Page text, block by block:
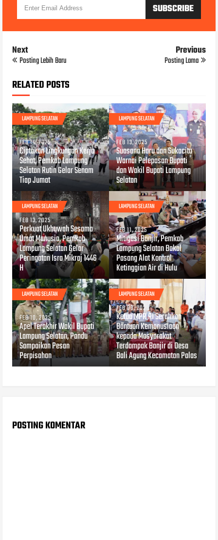
Next
Posting Lebih Baru
Previous
Posting Lama
RELATED POSTS
LAMPUNG SELATAN
FEB 14, 2025
Ciptakan Lingkungan Kerja
Sehat, Pemkab Lampung
Selatan Rutin Gelar Senam
Tiap Jumat
LAMPUNG SELATAN
FEB 13, 2025
Suasana Haru dan Sukacita
Warnai Pelepasan Bupati
dan Wakil Bupati Lampung
Selatan
LAMPUNG SELATAN
FEB 13, 2025
Perkuat Ukhuwah Sesama
Umat Manusia, Pemkab
Lampung Selatan Gelar
Peringatan Isra Mikraj 1446
H
LAMPUNG SELATAN
FEB 11, 2025
Mitigasi Banjir, Pemkab
Lampung Selatan Bakal
Pasang Alat Kontrol
Ketinggian Air di Hulu
LAMPUNG SELATAN
FEB 10, 2025
Apel Terakhir Wakil Bupati
Lampung Selatan, Pandu
Sampaikan Pesan
Perpisahan
LAMPUNG SELATAN
FEB 09, 2025
Ketua MPR RI Serahkan
Bantuan Kemanusiaan
kepada Masyarakat
Terdampak Banjir di Desa
Bali Agung Kecamatan Palas
POSTING KOMENTAR